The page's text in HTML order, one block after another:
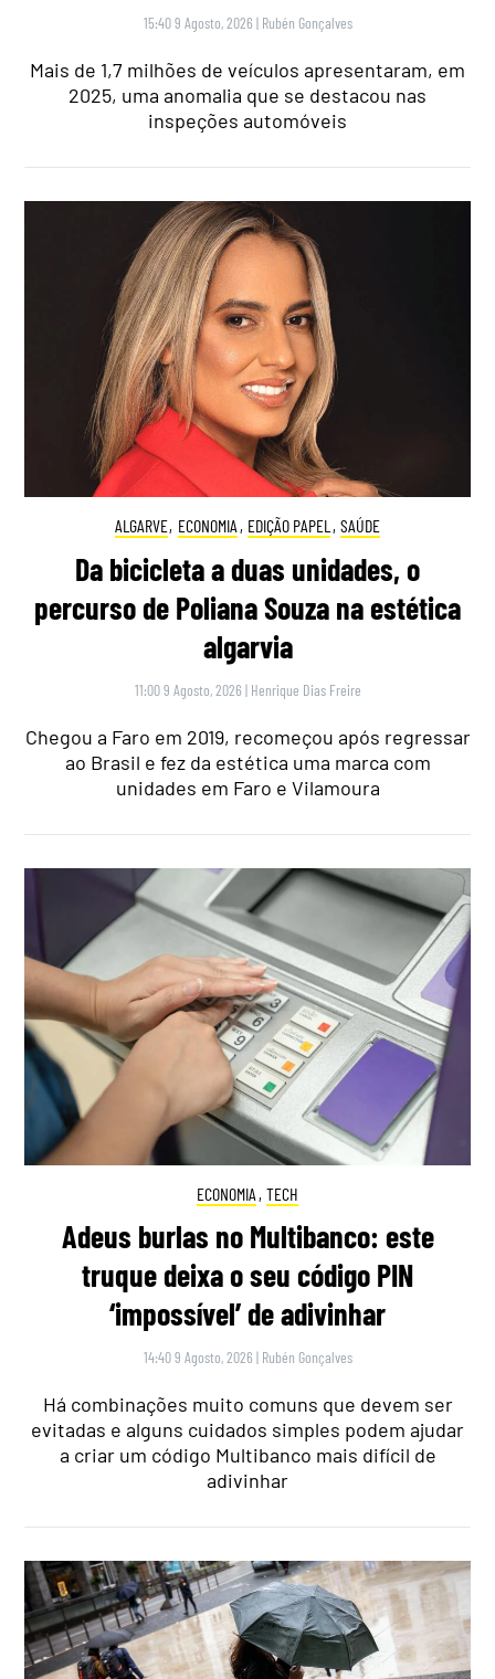
15:40 9 Agosto, 2026 | Rubén Gonçalves
Mais de 1,7 milhões de veículos apresentaram, em
2025, uma anomalia que se destacou nas
inspeções automóveis
ALGARVE, ECONOMIA , EDIÇÃO PAPEL , SAÚDE
Da bicicleta a duas unidades, o
percurso de Poliana Souza na estética
algarvia
11:00 9 Agosto, 2026 | Henrique Dias Freire
Chegou a Faro em 2019, recomeçou após regressar
ao Brasil e fez da estética uma marca com
unidades em Faro e Vilamoura
ECONOMIA , TECH
Adeus burlas no Multibanco: este
truque deixa o seu código PIN
‘impossível’ de adivinhar
14:40 9 Agosto, 2026 | Rubén Gonçalves
Há combinações muito comuns que devem ser
evitadas e alguns cuidados simples podem ajudar
a criar um código Multibanco mais difícil de
adivinhar